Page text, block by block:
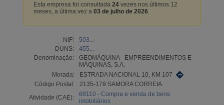
Esta empresa foi consultada 24vezes nos últimos 12
meses, a última vez a 03 de julho de 2026.
NIF:
503...
DUNS:
455...
Denominação:
GEOMÁQUINA - EMPREENDIMENTOS E
MÁQUINAS, S.A.
Morada:
ESTRADA NACIONAL 10, KM 107
Código Postal:
2135-179 SAMORA CORREIA
Atividade (CAE):
68110 - Compra e venda de bens
imobiliários